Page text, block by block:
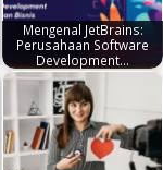
Mengenal JetBrains:
Perusahaan Software
Development…